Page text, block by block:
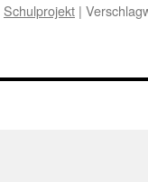
Schulprojekt |